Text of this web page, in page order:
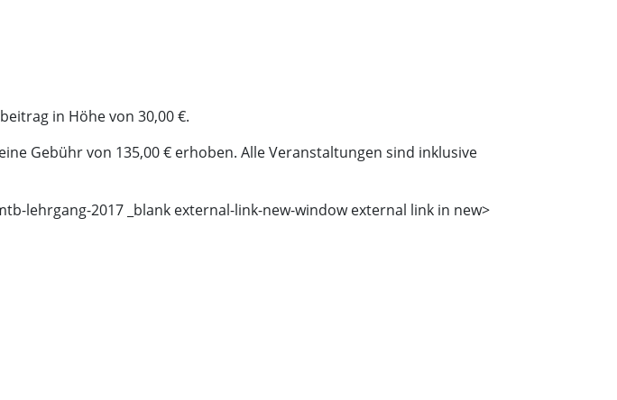
in Höhe von 30,00 €.
Gebühr von 135,00 € erhoben. Alle Veranstaltungen sind inklusive
lehrgang-2017 _blank external-link-new-window external link in new>